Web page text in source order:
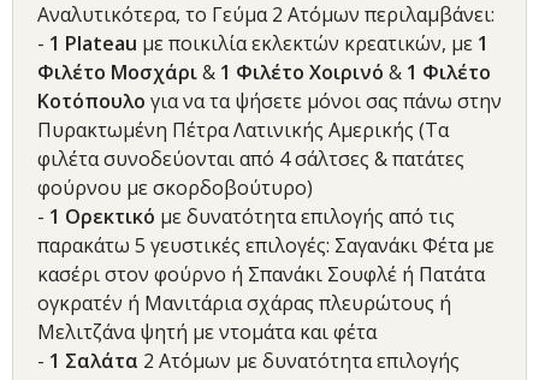
Αναλυτικότερα, το Γεύμα 2 Ατόμων περιλαμβάνει:
- 1 Plateau με ποικιλία εκλεκτών κρεατικών, με 1
Φιλέτο Μοσχάρι& 1 Φιλέτο Χοιρινό & 1 Φιλέτο
Κοτόπουλο για να τα ψήσετε μόνοι σας πάνω στην
Πυρακτωμένη Πέτρα Λατινικής Αμερικής (Τα
φιλέτα συνοδεύονται από 4 σάλτσες & πατάτες
φούρνου με σκορδοβούτυρο)
- 1 Ορεκτικό με δυνατότητα επιλογής από τις
παρακάτω 5 γευστικές επιλογές: Σαγανάκι Φέτα με
κασέρι στον φούρνο ή Σπανάκι Σουφλέ ή Πατάτα
ογκρατέν ή Μανιτάρια σχάρας πλευρώτους ή
Μελιτζάνα ψητή με ντομάτα και φέτα
- 1 Σαλάτα 2 Ατόμων με δυνατότητα επιλογής